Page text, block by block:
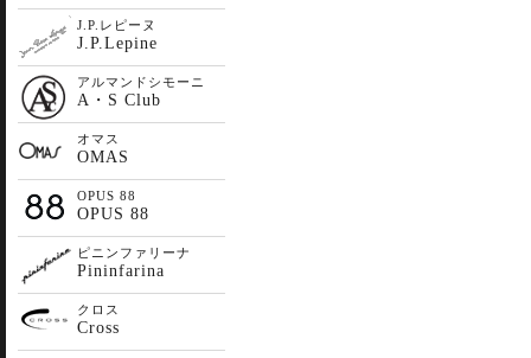
J.P.レピーヌ
J.P.Lepine
アルマンドシモーニ
A・S Club
オマス
OMAS
OPUS 88
OPUS 88
ピニンファリーナ
Pininfarina
クロス
Cross